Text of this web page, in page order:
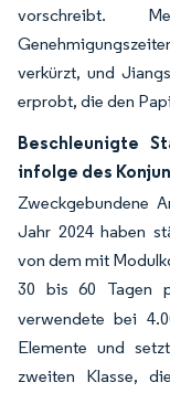
vorschreibt.
verkürzt, und
erprobt, die den
Beschleunigte
infolge des
Zweckgebundene
Jahr 2024 haben
von dem mit
30 bis 60 Tagen
verwendete bei
Elemente und
zweiten Klasse,